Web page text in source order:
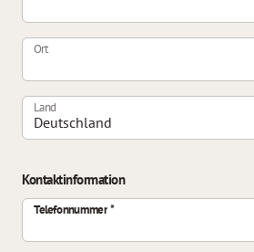
Ort
Land
Kontaktinformation
Telefonnummer